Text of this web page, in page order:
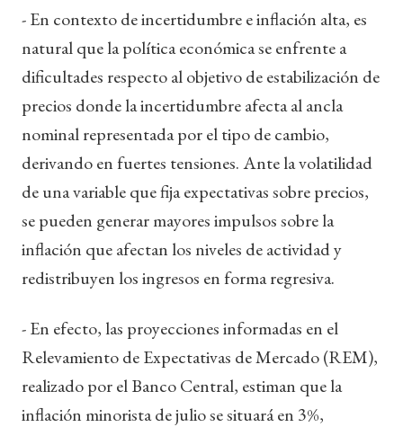
- En contexto de incertidumbre e inflación alta, es
natural que la política económica se enfrente a
dificultades respecto al objetivo de estabilización de
precios donde la incertidumbre afecta al ancla
nominal representada por el tipo de cambio,
derivando en fuertes tensiones. Ante la volatilidad
de una variable que fija expectativas sobre precios,
se pueden generar mayores impulsos sobre la
inflación que afectan los niveles de actividad y
redistribuyen los ingresos en forma regresiva.
- En efecto, las proyecciones informadas en el
Relevamiento de Expectativas de Mercado (REM),
realizado por el Banco Central, estiman que la
inflación minorista de julio se situará en 3%,